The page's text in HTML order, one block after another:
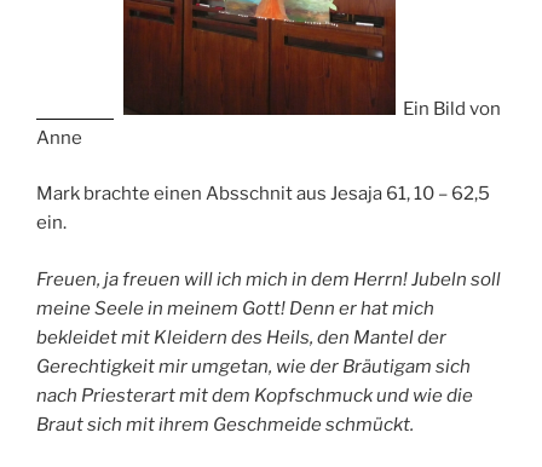
Ein Bild von
Anne
Mark brachte einen Absschnit aus Jesaja 61, 10 – 62,5
ein.
Freuen, ja freuen will ich mich in dem Herrn! Jubeln soll
meine Seele in meinem Gott! Denn er hat mich
bekleidet mit Kleidern des Heils, den Mantel der
Gerechtigkeit mir umgetan, wie der Bräutigam sich
nach Priesterart mit dem Kopfschmuck und wie die
Braut sich mit ihrem Geschmeide schmückt.